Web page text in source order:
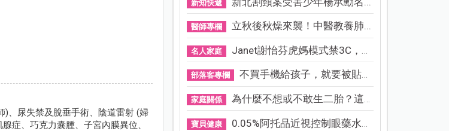
)、尿失禁及脫垂手術、陰道雷射 (婦
症、巧克力囊腫、子宮內膜異位、
新知快遞
醫師專欄 立秋後秋燥來襲！中醫教養肺...
名人家庭 Janet謝怡芬虎媽模式禁3C，看...
部落客專欄 不買手機給孩子，就要被貼「...
家庭關係 為什麼不想或不敢生二胎？這8...
寶貝健康 0.05%阿托品近視控制眼藥水納...